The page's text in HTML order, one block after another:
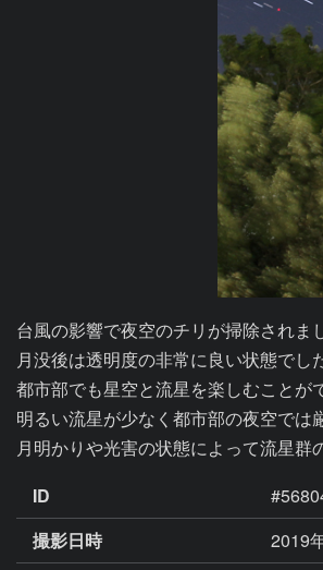
台風の影響で夜空のチリが掃除されま
月没後は透明度の非常に良い状態でした
都市部でも星空と流星を楽しむことが
明るい流星が少なく都市部の夜空では
月明かりや光害の状態によって流星群
ID
撮影日時
2019